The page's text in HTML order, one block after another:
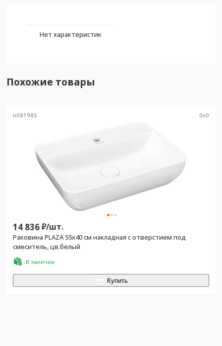
Нет характеристик
Похожие товары
n081985 0x0
14 836₽/шт.
Раковина PLAZA 55х40 cм накладная с отверстием под
смеситель, цв.белый
В наличии
Купить